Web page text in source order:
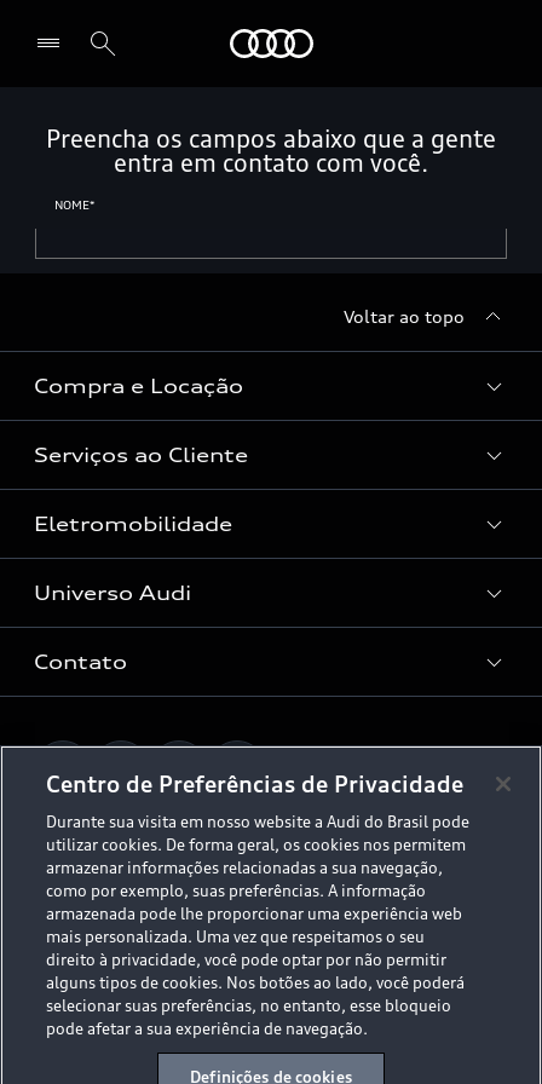
Selecionar o revendedor
Voltar ao topo
Compra e Locação
Condições Audi
Vendas Corporativas
Audi Approved :plus
Serviços ao Cliente
Manutenção e Reparos
Serviços de Proteção
Rede de Concessionária
Eletromobilidade
Universo da mobilidade elétrica
Dúvidas de eletrificação
App e-tron
Planejamento de recarga
Universo Audi
Audi no Brasil
Audi Driving Experience
ESG
Tecnologias Audi
Audi exclusive
Audi Collection
Contato
Fale Conosco
Trabalhe Conosco
Canais de Denúncia
Programa de compliance
© 2026 AUDI AG. All Rights Reserved.
Políticas de Privacidade
Código de Conduta
Aviso Legal
Proteção de Dados - LGPD
Sala de Imprensa
Centro de Preferências de Privacidade
Durante sua visita em nosso website a Audi do Brasil pode
utilizar cookies. De forma geral, os cookies nos permitem
armazenar informações relacionadas a sua navegação,
como por exemplo, suas preferências. A informação
armazenada pode lhe proporcionar uma experiência web
mais personalizada. Uma vez que respeitamos o seu
direito à privacidade, você pode optar por não permitir
alguns tipos de cookies. Nos botões ao lado, você poderá
selecionar suas preferências, no entanto, esse bloqueio
pode afetar a sua experiência de navegação.
Definições de cookies